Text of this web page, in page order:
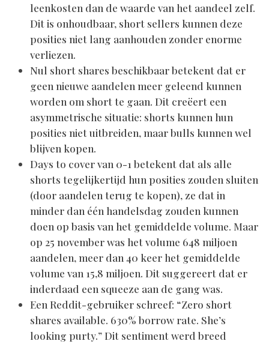
leenkosten dan de waarde van het aandeel zelf.
Dit is onhoudbaar, short sellers kunnen deze
posities niet lang aanhouden zonder enorme
verliezen.
Nul short shares beschikbaar betekent dat er
geen nieuwe aandelen meer geleend kunnen
worden om short te gaan. Dit creëert een
asymmetrische situatie: shorts kunnen hun
posities niet uitbreiden, maar bulls kunnen wel
blijven kopen.
Days to cover van 0-1 betekent dat als alle
shorts tegelijkertijd hun posities zouden sluiten
(door aandelen terug te kopen), ze dat in
minder dan één handelsdag zouden kunnen
doen op basis van het gemiddelde volume. Maar
op 25 november was het volume 648 miljoen
aandelen, meer dan 40 keer het gemiddelde
volume van 15,8 miljoen. Dit suggereert dat er
inderdaad een squeeze aan de gang was.
Een Reddit-gebruiker schreef: “Zero short
shares available. 630% borrow rate. She’s
looking purty.” Dit sentiment werd breed